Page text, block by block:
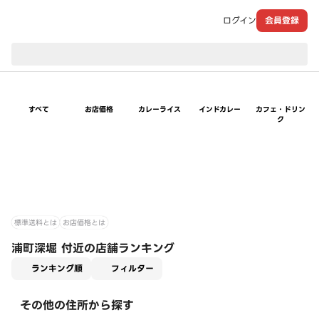
ログイン 会員登録
すべて お店価格 カレーライス インドカレー
カフェ・ドリン
ク
標準送料とは お店価格とは
浦町深堀 付近の店舗ランキング
ランキング順 フィルター
その他の住所から探す